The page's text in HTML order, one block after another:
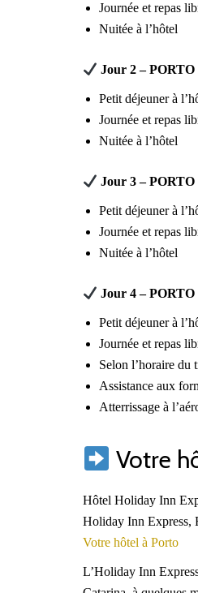
Journée et repas
Nuitée à l’hôtel
Jour 2 – PORTO
Petit déjeuner à
Journée et repas
Nuitée à l’hôtel
Jour 3 – PORTO
Petit déjeuner à
Journée et repas
Nuitée à l’hôtel
Jour 4 –
Petit déjeuner à
Journée et repas
Selon l’horaire du
Assistance aux
Atterrissage à
Votre
Hôtel Holiday Inn
Holiday Inn Express,
Votre hôtel à Porto
L’Holiday Inn